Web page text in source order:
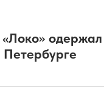
одержал